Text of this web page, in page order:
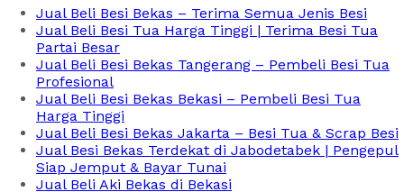
Jual Beli Besi Bekas – Terima Semua Jenis Besi
Jual Beli Besi Tua Harga Tinggi | Terima Besi Tua
Partai Besar
Jual Beli Besi Bekas Tangerang – Pembeli Besi Tua
Profesional
Jual Beli Besi Bekas Bekasi – Pembeli Besi Tua
Harga Tinggi
Jual Beli Besi Bekas Jakarta – Besi Tua & Scrap Besi
Jual Besi Bekas Terdekat di Jabodetabek | Pengepul
Siap Jemput & Bayar Tunai
Jual Beli Aki Bekas di Bekasi